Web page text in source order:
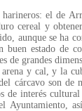
el de
cereal y
aunque se ha
estado de
de grandes
y cal, y la
cárcavo son de
de interés
Ayuntamiento,